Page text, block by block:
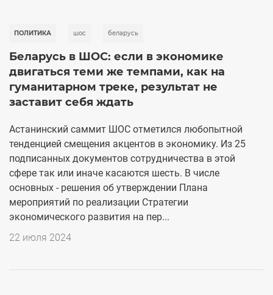
ПОЛИТИКА шос беларусь
Беларусь в ШОС: если в экономике
двигаться теми же темпами, как на
гуманитарном треке, результат не
заставит себя ждать
Астанинский саммит ШОС отметился любопытной
тенденцией смещения акцентов в экономику. Из 25
подписанных документов сотрудничества в этой
сфере так или иначе касаются шесть. В числе
основных - решения об утверждении Плана
мероприятий по реализации Стратегии
экономического развития на пер...
22 июля 2024